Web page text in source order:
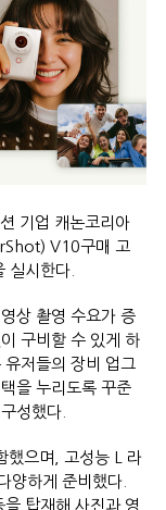
기업 캐논코리아
V10구매 고
실시한다.
상 촬영 수요가 증
구비할 수 있게 하
저들의 장비 업그
을 누리도록 꾸준
구성했다.
했으며, 고성능 L 라
양하게 준비했다.
탑재해 사진과 영